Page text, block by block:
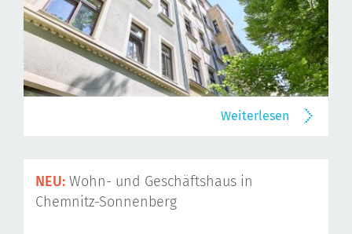
Weiterlesen
NEU: Wohn- und Geschäftshaus in
Chemnitz-Sonnenberg